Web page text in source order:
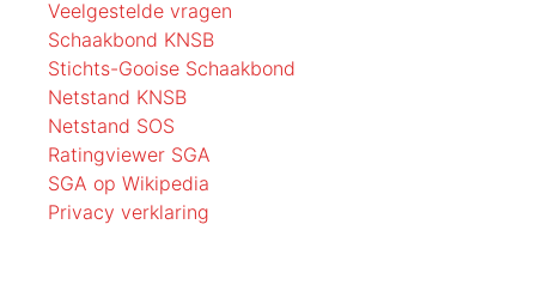
Veelgestelde vragen
Schaakbond KNSB
Stichts-Gooise Schaakbond
Netstand KNSB
Netstand SOS
Ratingviewer SGA
SGA op Wikipedia
Privacy verklaring